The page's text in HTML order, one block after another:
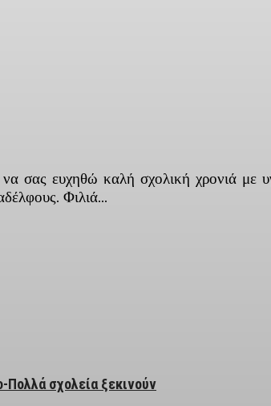
ευχηθώ καλή σχολική χρονιά με
Φιλιά…
Πολλά σχολεία ξεκινούν